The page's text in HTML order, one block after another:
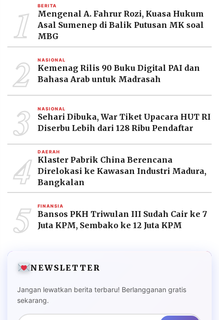
PRAMUDITA
©
2026
PT.
PRAMUDITA
1 BERITA
Mengenal A. Fahrur Rozi, Kuasa Hukum
Asal Sumenep di Balik Putusan MK soal
MBG
2 NASIONAL
Kemenag Rilis 90 Buku Digital PAI dan
Bahasa Arab untuk Madrasah
3 NASIONAL
Sehari Dibuka, War Tiket Upacara HUT RI
Diserbu Lebih dari 128 Ribu Pendaftar
4 DAERAH
Klaster Pabrik China Berencana
Direlokasi ke Kawasan Industri Madura,
Bangkalan
5 FINANSIA
Bansos PKH Triwulan III Sudah Cair ke 7
Juta KPM, Sembako ke 12 Juta KPM
NEWSLETTER
Jangan lewatkan berita terbaru! Berlangganan gratis
sekarang.